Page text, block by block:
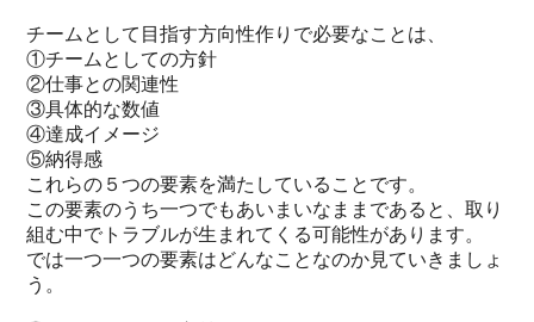
チームとして目指す方向性作りで必要なことは、
①チームとしての方針
②仕事との関連性
③具体的な数値
④達成イメージ
⑤納得感
これらの５つの要素を満たしていることです。
この要素のうち一つでもあいまいなままであると、取り
組む中でトラブルが生まれてくる可能性があります。
では一つ一つの要素はどんなことなのか見ていきましょ
う。